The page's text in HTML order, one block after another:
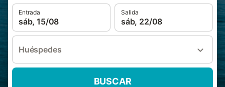
Entrada
sáb, 15/08
Salida
sáb, 22/08
Huéspedes
BUSCAR